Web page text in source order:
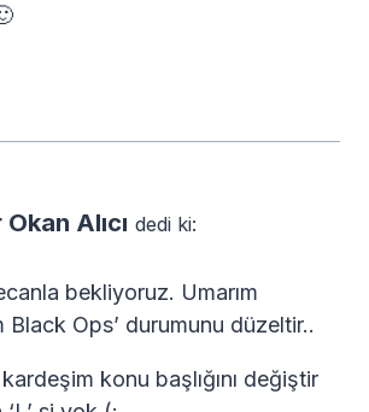
Alıcı dedi ki:
bekliyoruz. Umarım
Black Ops’ durumunu düzeltir..
konu başlığını değiştir